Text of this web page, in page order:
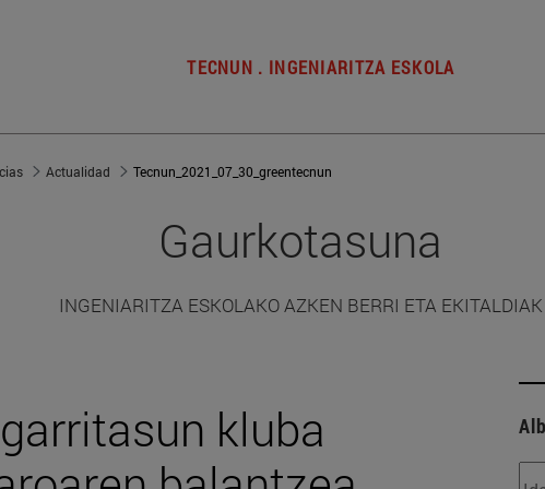
TECNUN . INGENIARITZA ESKOLA
Actualidad Tecnun_2021_07_30_greentecnun
Gaurkotasuna
INGENIARITZA ESKOLAKO AZKEN BERRI ETA EKITALDIAK
kluba